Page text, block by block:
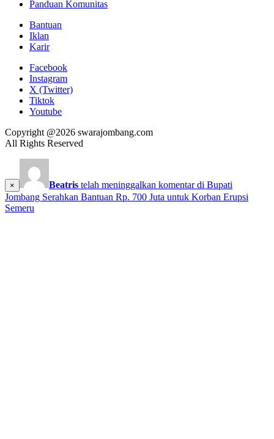
Panduan Komunitas
Bantuan
Iklan
Karir
Facebook
Instagram
X (Twitter)
Tiktok
Youtube
Copyright @2026 swarajombang.com
All Rights Reserved
× Beatris telah meninggalkan komentar di Bupati
Jombang Serahkan Bantuan Rp. 700 Juta untuk Korban Erupsi
Semeru